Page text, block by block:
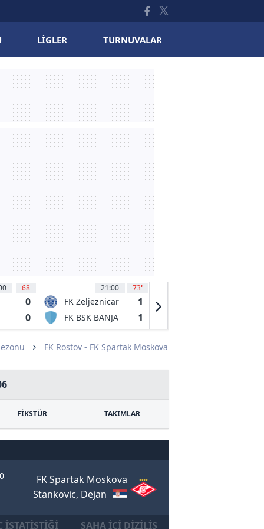
LIGLER TURNUVALAR
68
0
0
21:00 73'
FK Zeljeznicar
Sarajevo
1
FK BSK BANJA
1
FK Rostov - FK Spartak Moskova
FİKSTÜR TAKIMLAR
FK Spartak Moskova
Stankovic, Dejan
İSTATISTIĞI SAHA İÇI DIZILIŞ